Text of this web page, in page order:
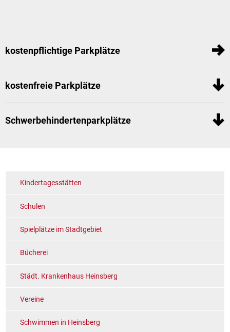
kostenpflichtige Parkplätze
kostenfreie Parkplätze
Schwerbehindertenparkplätze
Kindertagesstätten
Schulen
Spielplätze im Stadtgebiet
Bücherei
Städt. Krankenhaus Heinsberg
Vereine
Schwimmen in Heinsberg